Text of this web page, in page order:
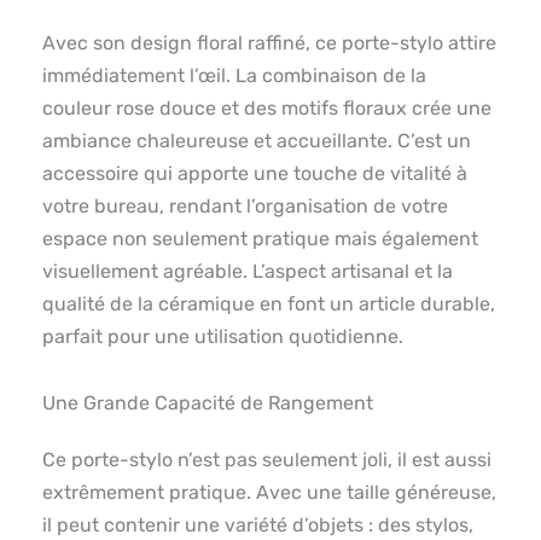
Avec son design floral raffiné, ce porte-stylo attire
immédiatement l’œil. La combinaison de la
couleur rose douce et des motifs floraux crée une
ambiance chaleureuse et accueillante. C’est un
accessoire qui apporte une touche de vitalité à
votre bureau, rendant l’organisation de votre
espace non seulement pratique mais également
visuellement agréable. L’aspect artisanal et la
qualité de la céramique en font un article durable,
parfait pour une utilisation quotidienne.
Une Grande Capacité de Rangement
Ce porte-stylo n’est pas seulement joli, il est aussi
extrêmement pratique. Avec une taille généreuse,
il peut contenir une variété d’objets : des stylos,